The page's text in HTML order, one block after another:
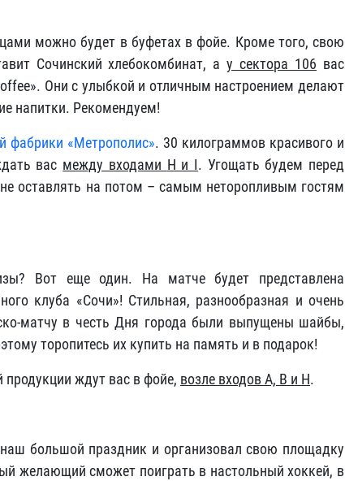
можно будет в буфетах в фойе. Кроме того, свою
Сочинский хлебокомбинат, ау сектора 106 вас
Они с улыбкой и отличным настроением делают
напитки. Рекомендуем!
фабрики «Метрополис». 30 килограммов красивого и
вас между входами H и I. Угощать будем перед
оставлять на потом – самым неторопливым гостям
Вот еще один. На матче будет представлена
клуба «Сочи»! Стильная, разнообразная и очень
матчу в честь Дня города были выпущены шайбы,
торопитесь их купить на память и в подарок!
продукции ждут вас в фойе, возле входов А, B и H.
большой праздник и организовал свою площадку
желающий сможет поиграть в настольный хоккей, в